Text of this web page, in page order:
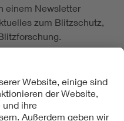
einem Newsletter
zum Blitzschutz,
Themen registrieren